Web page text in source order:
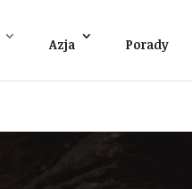
Azja Porady